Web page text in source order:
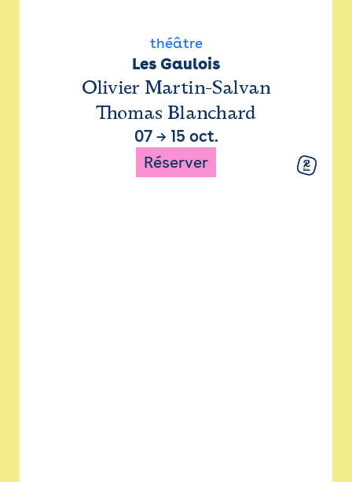
théâtre
Les Gaulois
Olivier Martin-Salvan
Thomas Blanchard
07→ 15 oct.
Réserver